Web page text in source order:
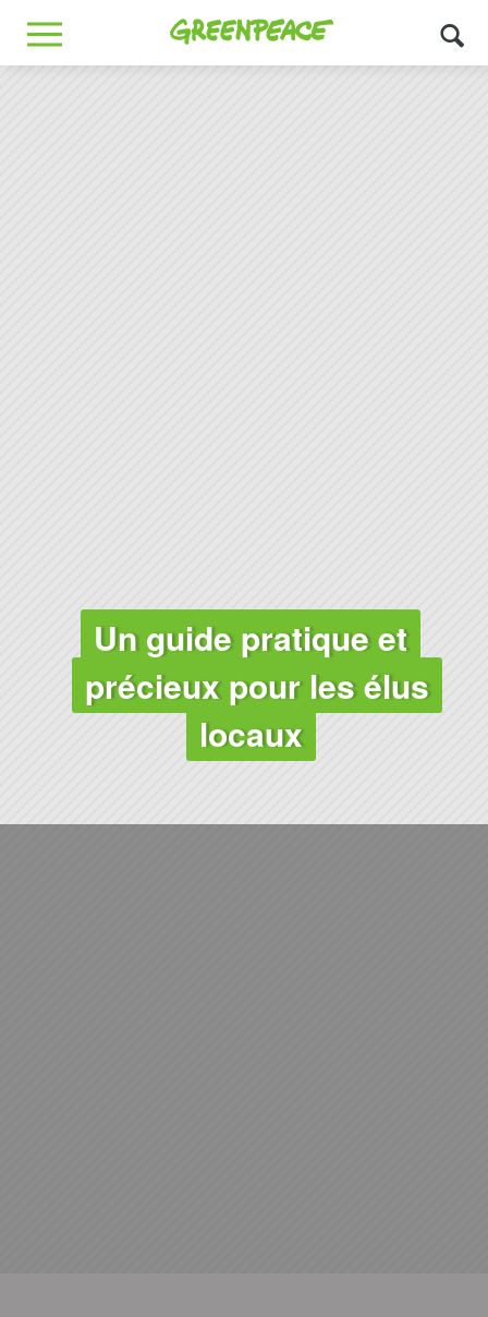
Greenpeace
MENU
AGRICULTURE
Un guide pratique et
précieux pour les élus
locaux